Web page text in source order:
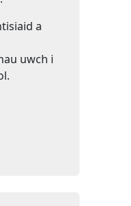
a
uwch i